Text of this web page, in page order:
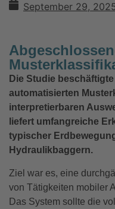
September 29,
Die Studie
automatisierten
interpretierbaren
liefert umfangreiche
typischer
Hydraulikbaggern.
Ziel war es, eine
von Tätigkeiten mobiler
Das System sollte die